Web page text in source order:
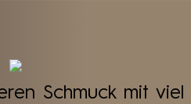
Schmuck mit viel